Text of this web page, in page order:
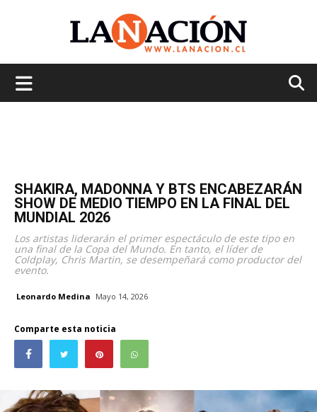
SHAKIRA, MADONNA Y BTS ENCABEZARÁN
SHOW DE MEDIO TIEMPO EN LA FINAL DEL
MUNDIAL 2026
Los artistas liderarán el primer espectáculo de este tipo en
una final de la Copa del Mundo. En tanto, el líder de
Coldplay, Chris Martin, se desempeñará como productor del
evento.
Leonardo Medina Mayo 14, 2026
Comparte esta noticia